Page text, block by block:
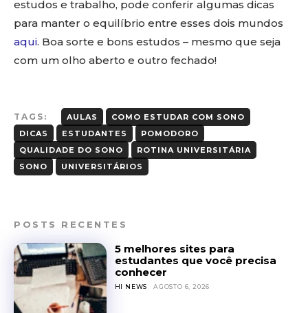
estudos e trabalho, pode conferir algumas dicas
para manter o equilíbrio entre esses dois mundos
aqui. Boa sorte e bons estudos – mesmo que seja
com um olho aberto e outro fechado!
TAGS: AULAS
COMO ESTUDAR COM SONO
DICAS
ESTUDANTES
POMODORO
QUALIDADE DO SONO
ROTINA UNIVERSITÁRIA
SONO
UNIVERSITÁRIOS
POSTS RECENTES
5 melhores sites para
estudantes que você precisa
conhecer
HI NEWS AGOSTO 6, 2026